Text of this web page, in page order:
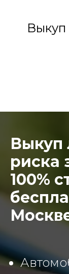
Выкуп
риска
100%